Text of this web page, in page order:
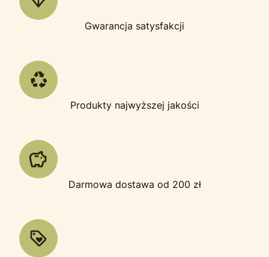
Gwarancja satysfakcji
Produkty najwyższej jakości
Darmowa dostawa od 200 zł